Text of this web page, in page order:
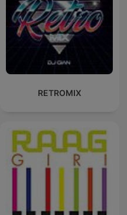
RETROMIX